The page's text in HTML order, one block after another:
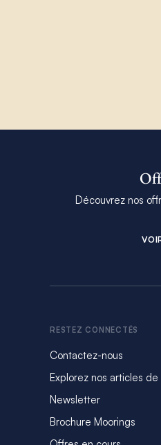
Découvrez nos
RESTEZ CONNECTÉS
Contactez-nous
Explorez nos articles de
Newsletter
Brochure Moorings